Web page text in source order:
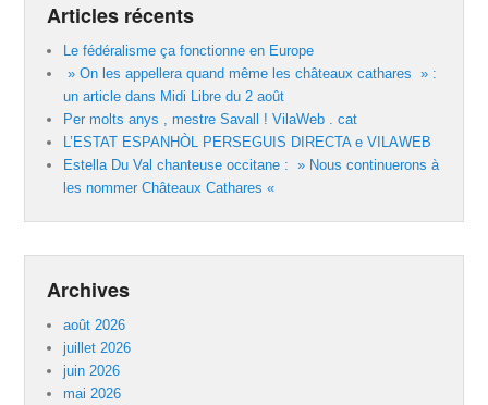
Articles récents
Le fédéralisme ça fonctionne en Europe
» On les appellera quand même les châteaux cathares » :
un article dans Midi Libre du 2 août
Per molts anys , mestre Savall ! VilaWeb . cat
L’ESTAT ESPANHÒL PERSEGUIS DIRECTA e VILAWEB
Estella Du Val chanteuse occitane : » Nous continuerons à
les nommer Châteaux Cathares «
Archives
août 2026
juillet 2026
juin 2026
mai 2026